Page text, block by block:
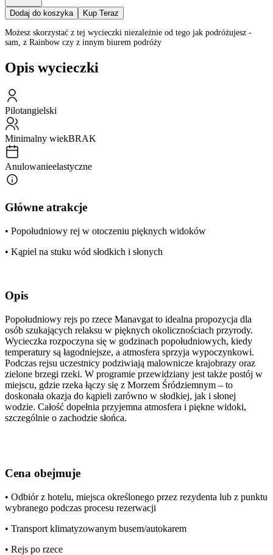
Dodaj do koszyka Kup Teraz
Możesz skorzystać z tej wycieczki niezależnie od tego jak podróżujesz -
sam, z Rainbow czy z innym biurem podróży
Opis wycieczki
Pilotangielski
Minimalny wiekBRAK
Anulowanieelastyczne
Główne atrakcje
• Popołudniowy rej w otoczeniu pięknych widoków
• Kąpiel na stuku wód słodkich i słonych
Opis
Popołudniowy rejs po rzece Manavgat to idealna propozycja dla
osób szukających relaksu w pięknych okolicznościach przyrody.
Wycieczka rozpoczyna się w godzinach popołudniowych, kiedy
temperatury są łagodniejsze, a atmosfera sprzyja wypoczynkowi.
Podczas rejsu uczestnicy podziwiają malownicze krajobrazy oraz
zielone brzegi rzeki. W programie przewidziany jest także postój w
miejscu, gdzie rzeka łączy się z Morzem Śródziemnym – to
doskonała okazja do kąpieli zarówno w słodkiej, jak i słonej
wodzie. Całość dopełnia przyjemna atmosfera i piękne widoki,
szczególnie o zachodzie słońca.
Cena obejmuje
• Odbiór z hotelu, miejsca określonego przez rezydenta lub z punktu
wybranego podczas procesu rezerwacji
• Transport klimatyzowanym busem/autokarem
• Rejs po rzece